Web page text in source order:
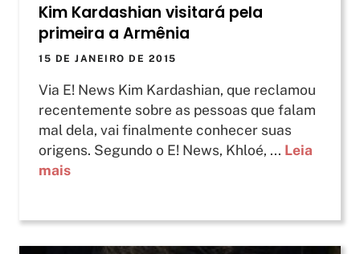
Kim Kardashian visitará pela
primeira a Armênia
15 DE JANEIRO DE 2015
Via E! News Kim Kardashian, que reclamou
recentemente sobre as pessoas que falam
mal dela, vai finalmente conhecer suas
origens. Segundo o E! News, Khloé, ... Leia
mais